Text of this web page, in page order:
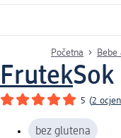
Početna Bebe
Frutek
5 (2
bez glutena